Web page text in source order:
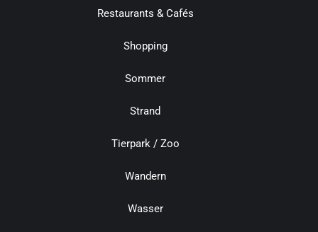
Restaurants & Cafés
Shopping
Sommer
Strand
Tierpark / Zoo
Wandern
Wasser